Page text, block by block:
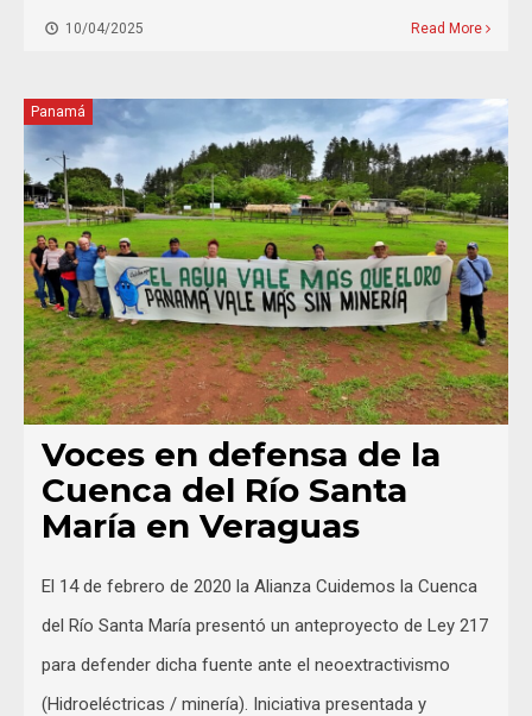
10/04/2025 Read More
Panamá
Voces en defensa de la
Cuenca del Río Santa
María en Veraguas
El 14 de febrero de 2020 la Alianza Cuidemos la Cuenca
del Río Santa María presentó un anteproyecto de Ley 217
para defender dicha fuente ante el neoextractivismo
(Hidroeléctricas / minería). Iniciativa presentada y